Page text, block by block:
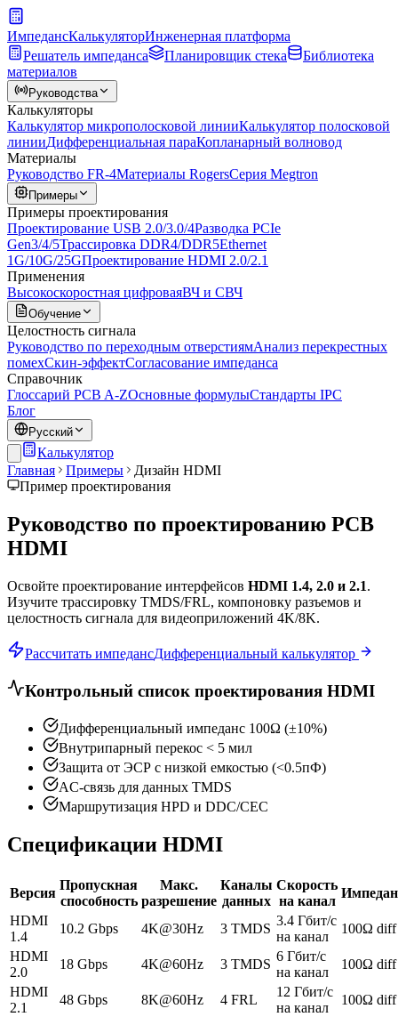
ИмпедансКалькуляторИнженерная платформа
Решатель импеданса
Планировщик стека
Библиотека
материалов
Руководства
Калькуляторы
Калькулятор микрополосковой линииКалькулятор полосковой
линииДифференциальная параКопланарный волновод
Материалы
Руководство FR-4Материалы RogersСерия Megtron
Примеры
Примеры проектирования
Проектирование USB 2.0/3.0/4Разводка PCIe
Gen3/4/5Трассировка DDR4/DDR5Ethernet
1G/10G/25GПроектирование HDMI 2.0/2.1
Применения
Высокоскоростная цифроваяВЧ и СВЧ
Обучение
Целостность сигнала
Руководство по переходным отверстиямАнализ перекрестных
помехСкин-эффектСогласование импеданса
Справочник
Глоссарий PCB A-ZОсновные формулыСтандарты IPC
Блог
Русский
Калькулятор
Главная
Примеры
Дизайн HDMI
Пример проектирования
Руководство по проектированию PCB
HDMI
Освойте проектирование интерфейсов HDMI 1.4, 2.0 и 2.1.
Изучите трассировку TMDS/FRL, компоновку разъемов и
целостность сигнала для видеоприложений 4K/8K.
Рассчитать импедансДифференциальный калькулятор
Контрольный список проектирования HDMI
Дифференциальный импеданс 100Ω (±10%)
Внутрипарный перекос < 5 мил
Защита от ЭСР с низкой емкостью (<0.5пФ)
AC-связь для данных TMDS
Маршрутизация HPD и DDC/CEC
Спецификации HDMI
Версия
Пропускная
способность
Макс.
разрешение
Каналы
данных
Скорость
на канал
HDMI
1.4
10.2 Gbps 4K@30Hz 3 TMDS
3.4 Гбит/с
на канал
100Ω diff
HDMI
2.0
18 Gbps 4K@60Hz 3 TMDS
6 Гбит/с
на канал
100Ω diff
HDMI
2.1
48 Gbps 8K@60Hz 4 FRL
12 Гбит/с
на канал
100Ω diff